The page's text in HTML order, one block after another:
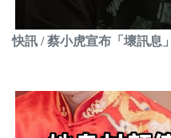
快訊 / 蔡小虎宣布「壞訊息